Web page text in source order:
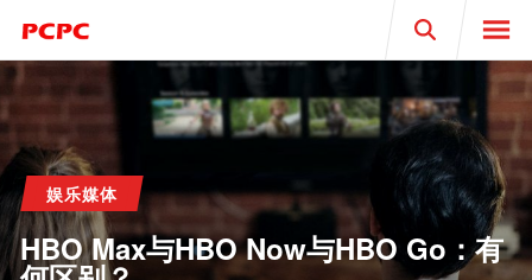
Search
娱乐媒体
HBO Max与HBO Now与HBO Go：有